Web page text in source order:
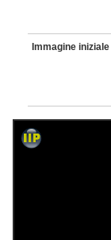
Immagine iniziale